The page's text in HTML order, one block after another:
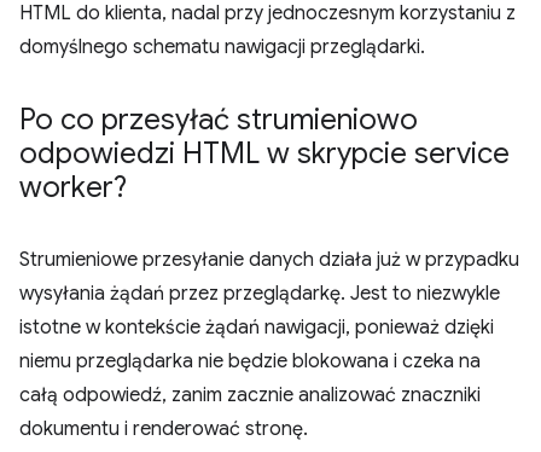
HTML do klienta, nadal przy jednoczesnym korzystaniu z
domyślnego schematu nawigacji przeglądarki.
Po co przesyłać strumieniowo
odpowiedzi HTML w skrypcie service
worker?
Strumieniowe przesyłanie danych działa już w przypadku
wysyłania żądań przez przeglądarkę. Jest to niezwykle
istotne w kontekście żądań nawigacji, ponieważ dzięki
niemu przeglądarka nie będzie blokowana i czeka na
całą odpowiedź, zanim zacznie analizować znaczniki
dokumentu i renderować stronę.